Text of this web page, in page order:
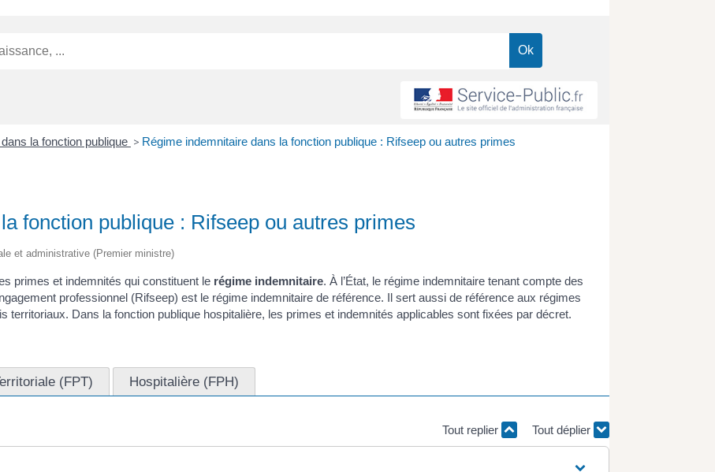
la fonction publique > Régime indemnitaire dans la fonction publique : Rifseep ou autres primes
fonction publique : Rifseep ou autres primes
et administrative (Premier ministre)
primes et indemnités qui constituent le régime indemnitaire. À l’État, le régime indemnitaire tenant compte des
professionnel (Rifseep) est le régime indemnitaire de référence. Il sert aussi de référence aux régimes
territoriaux. Dans la fonction publique hospitalière, les primes et indemnités applicables sont fixées par décret.
(FPT) Hospitalière (FPH)
Tout replier Tout déplier